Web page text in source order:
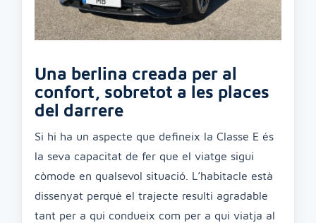
Una berlina creada per al
confort, sobretot a les places
del darrere
Si hi ha un aspecte que defineix la Classe E és
la seva capacitat de fer que el viatge sigui
còmode en qualsevol situació. L’habitacle està
dissenyat perquè el trajecte resulti agradable
tant per a qui condueix com per a qui viatja al